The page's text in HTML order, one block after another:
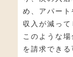
め、アパー
収入が減って
このような
を請求できる